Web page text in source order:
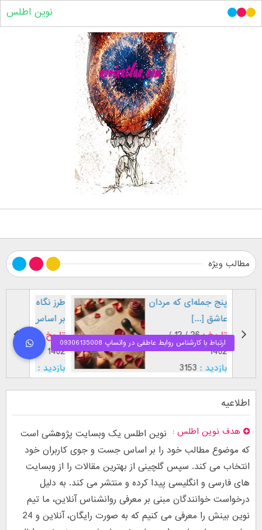
نوین اطلس
مطالب ویژه
تاریخ :
1402
پنج جمله‌ای که مردان
تاریخ :
26 / 12 /
1402
بازدید :
3153
اطلاعیه
هدف نوین اطلس
نوین اطلس یک وبسایت پژوهشی است
که موضوع مطالب خود را بر اساس جست و جوی کاربران خود
انتخاب می کند. سپس گلچینی از بهترین مقالات را از وبسایت
های فارسی و انگلیسی پیدا کرده و منتشر می کند. به دلیل
درخواست خوانندگان مبنی بر معرفی روانشناس آنلاین، ما تیم
نوین بینش را معرفی می کنیم که به صورت رایگان، آنلاین و 24